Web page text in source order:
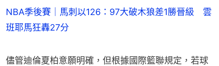
NBA季後賽｜馬刺以126：97大破木狼差1勝晉級 雲
班耶馬狂轟27分
儘管迪倫夏柏意願明確，但根據國際籃聯規定，若球